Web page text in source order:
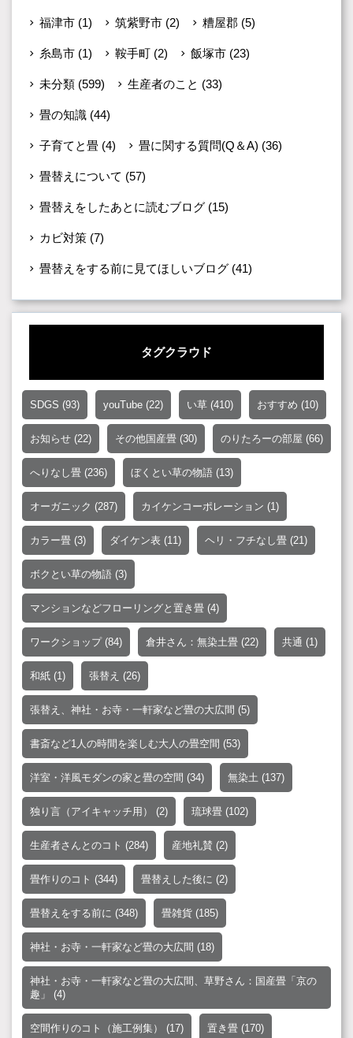
福津市 (1) 筑紫野市 (2) 糟屋郡 (5)
糸島市 (1) 鞍手町 (2) 飯塚市 (23)
未分類 (599) 生産者のこと (33)
畳の知識 (44)
子育てと畳 (4) 畳に関する質問(Q＆A) (36)
畳替えについて (57)
畳替えをしたあとに読むブログ (15)
カビ対策 (7)
畳替えをする前に見てほしいブログ (41)
タグクラウド
SDGS (93) youTube (22) い草 (410) おすすめ (10)
お知らせ (22) その他国産畳 (30) のりたろーの部屋 (66)
へりなし畳 (236) ぼくとい草の物語 (13)
オーガニック (287) カイケンコーポレーション (1)
カラー畳 (3) ダイケン表 (11) ヘリ・フチなし畳 (21)
ボクとい草の物語 (3)
マンションなどフローリングと置き畳 (4)
ワークショップ(84) 倉井さん：無染土畳 (22) 共通 (1)
和紙 (1) 張替え (26)
張替え、神社・お寺・一軒家など畳の大広間 (5)
書斎など1人の時間を楽しむ大人の畳空間 (53)
洋室・洋風モダンの家と畳の空間 (34) 無染土 (137)
独り言（アイキャッチ用） (2) 琉球畳 (102)
生産者さんとのコト (284) 産地礼賛 (2)
畳作りのコト (344) 畳替えした後に (2)
畳替えをする前に (348) 畳雑貨 (185)
神社・お寺・一軒家など畳の大広間 (18)
神社・お寺・一軒家など畳の大広間、草野さん：国産畳「京の
趣」
(4)
空間作りのコト（施工例集） (17) 置き畳 (170)